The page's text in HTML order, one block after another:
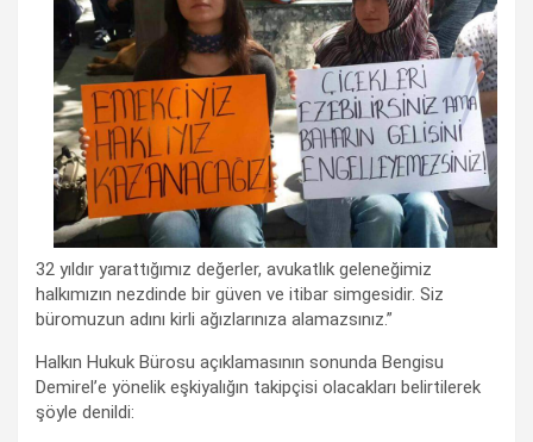
32 yıldır yarattığımız değerler, avukatlık geleneğimiz
halkımızın nezdinde bir güven ve itibar simgesidir. Siz
büromuzun adını kirli ağızlarınıza alamazsınız.”
Halkın Hukuk Bürosu açıklamasının sonunda Bengisu
Demirel’e yönelik eşkiyalığın takipçisi olacakları belirtilerek
şöyle denildi: